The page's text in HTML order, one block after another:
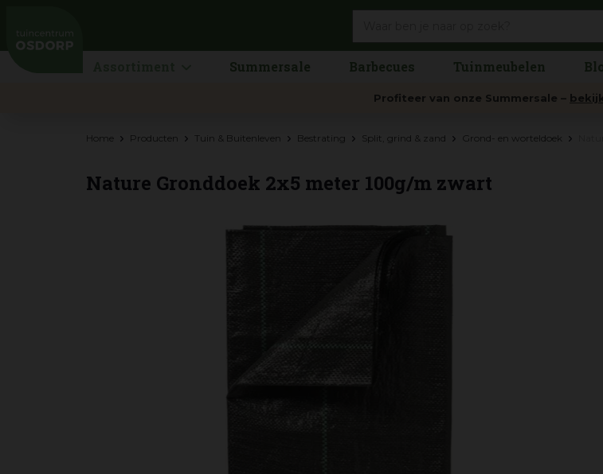
Home Producten Tuin & Buitenleven Bestrating Split, grind & zand Grond- en worteldoek
Summersale Barbecues Tuinmeubelen
Profiteer van onze Summersale –
Nature Gronddoek 2x5 meter 100g/m zwart